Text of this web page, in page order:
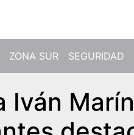
ZONA SUR SEGURIDAD
Iván